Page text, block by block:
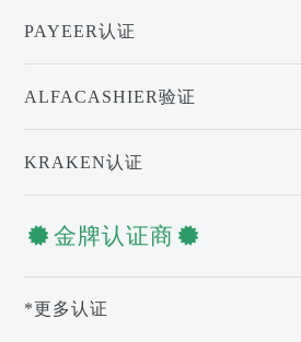
PAYEER认证
ALFACASHIER验证
KRAKEN认证
金牌认证商
*更多认证